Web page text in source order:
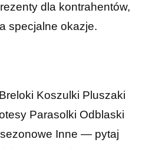
dla kontrahentów,
specjalne okazje.
Breloki Koszulki Pluszaki
Parasolki Odblaski
Inne — pytaj